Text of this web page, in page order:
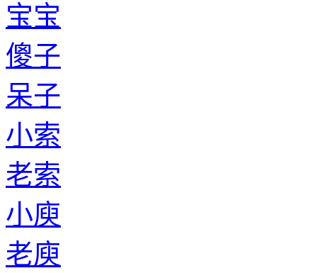
宝宝
傻子
呆子
小索
老索
小庾
老庾